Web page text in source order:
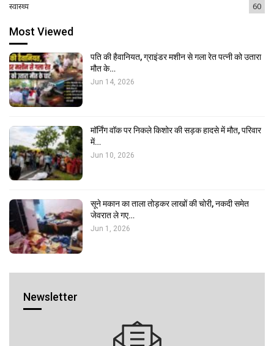
स्वास्थ्य 60
Most Viewed
पति की हैवानियत, ग्राइंडर मशीन से गला रेत पत्नी को उतारा
मौत के…
Jun 14, 2026
मॉर्निंग वॉक पर निकले किशोर की सड़क हादसे में मौत, परिवार
में…
Jun 10, 2026
सूने मकान का ताला तोड़कर लाखों की चोरी, नकदी समेत
जेवरात ले गए…
Jun 1, 2026
Newsletter